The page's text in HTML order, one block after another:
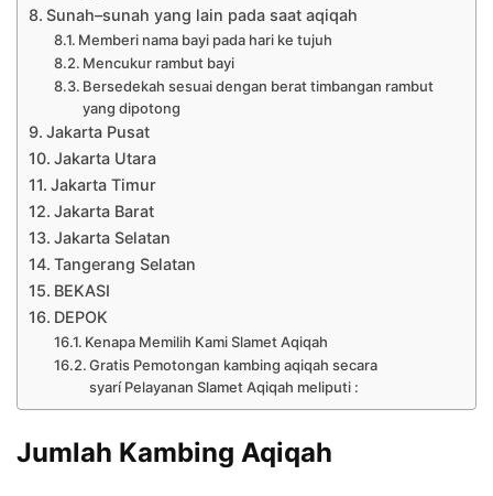
Sunah–sunah yang lain pada saat aqiqah
Memberi nama bayi pada hari ke tujuh
Mencukur rambut bayi
Bersedekah sesuai dengan berat timbangan rambut
yang dipotong
Jakarta Pusat
Jakarta Utara
Jakarta Timur
Jakarta Barat
Jakarta Selatan
Tangerang Selatan
BEKASI
DEPOK
Kenapa Memilih Kami Slamet Aqiqah
Gratis Pemotongan kambing aqiqah secara
syarí Pelayanan Slamet Aqiqah meliputi :
Jumlah Kambing Aqiqah